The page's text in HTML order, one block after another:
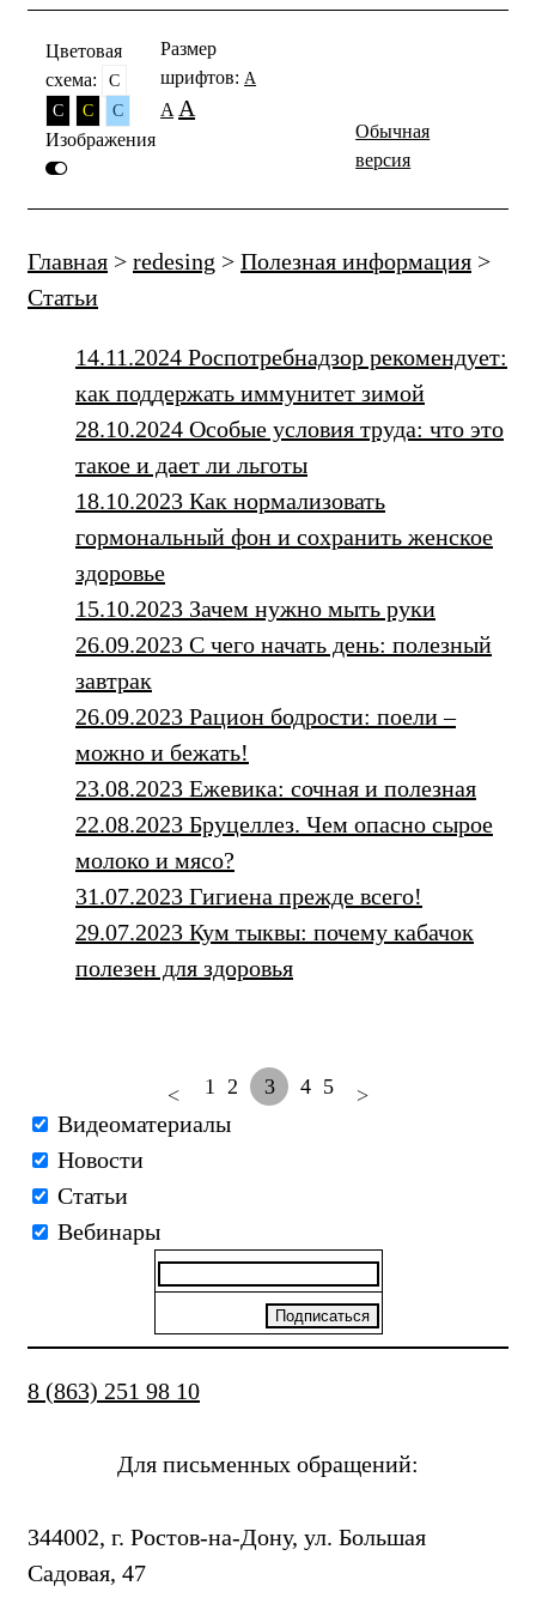
Цветовая
схема:
C
C
C C
Размер
шрифтов: A
A A
Изображения
Обычная
версия
Главная > redesing > Полезная информация >
Статьи
14.11.2024 Роспотребнадзор рекомендует:
как поддержать иммунитет зимой
28.10.2024 Особые условия труда: что это
такое и дает ли льготы
18.10.2023 Как нормализовать
гормональный фон и сохранить женское
здоровье
15.10.2023 Зачем нужно мыть руки
26.09.2023 С чего начать день: полезный
завтрак
26.09.2023 Рацион бодрости: поели –
можно и бежать!
23.08.2023 Ежевика: сочная и полезная
22.08.2023 Бруцеллез. Чем опасно сырое
молоко и мясо?
31.07.2023 Гигиена прежде всего!
29.07.2023 Кум тыквы: почему кабачок
полезен для здоровья
< 1 2 3 4 5 >
Видеоматериалы
Новости
Статьи
Вебинары
8 (863) 251 98 10
Для письменных обращений:
344002, г. Ростов-на-Дону, ул. Большая
Садовая, 47